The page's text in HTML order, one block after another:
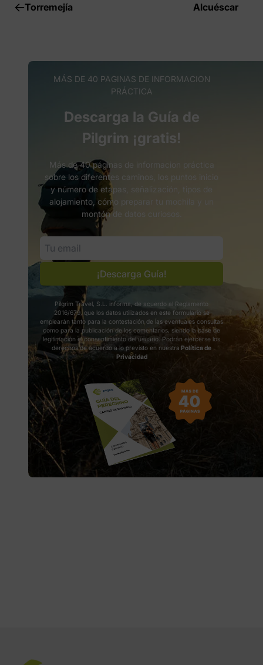
Torremejía
Alcuéscar
MÁS DE 40 PAGINAS DE INFORMACION
PRÁCTICA
Descarga la Guía de
Pilgrim ¡gratis!
Más de 40 páginas de informacion práctica
sobre los diferentes caminos, los puntos inicio
y número de etapas, señalización, tipos de
alojamiento, cómo preparar tu mochila y un
montón de datos curiosos.
¡Descarga Guía!
Pilgrim Travel, S.L. informa, de acuerdo al Reglamento
2016/679, que los datos utilizados en este formulario se
emplearán tanto para la contestación de las eventuales consultas
como para la publicación de los comentarios, siendo la base de
legitimación el consentimiento del usuario. Podrán ejercerse los
derechos de acuerdo a lo previsto en nuestra Política de
Privacidad